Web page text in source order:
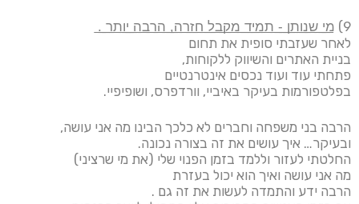
9) מ͟י͟ ͟ש͟נ͟ו͟ת͟ן͟ ͟-͟ ͟ת͟מ͟י͟ד͟ ͟מ͟ק͟ב͟ל͟ ͟ח͟ז͟ר͟ה͟,͟ ͟ה͟ר͟ב͟ה͟ ͟י͟ו͟ת͟ר͟ ͟.͟
לאחר שעזבתי סופית את תחום
בניית האתרים והשיווק ללקוחות,
פתחתי עוד ועוד נכסים אינטרנטיים
בפלטפורמות בעיקר באיביי, וורדפרס, ושופיפיי.
הרבה בני משפחה וחברים לא כלכך הבינו מה אני עושה,
ובעיקר… איך עושים את זה בצורה נכונה.
החלטתי לעזור וללמד בזמן הפנוי שלי (את מי שרציני)
מה אני עושה ואיך הוא יכול בעזרת
הרבה ידע והתמדה לעשות את זה גם .